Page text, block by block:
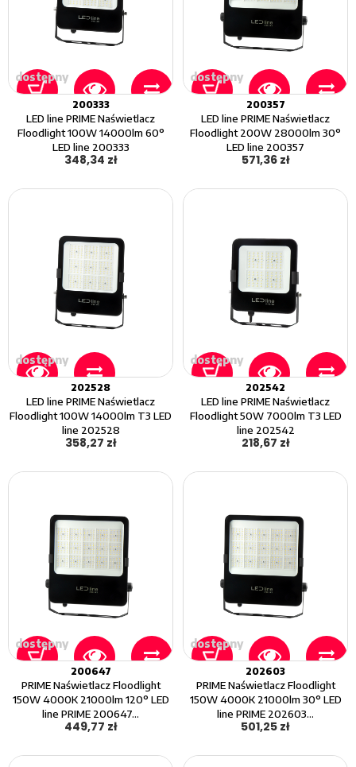
dostępny
200333
LED line PRIME Naświetlacz
Floodlight 100W 14000lm 60°
LED line 200333
348,34 zł
dostępny
200357
LED line PRIME Naświetlacz
Floodlight 200W 28000lm 30°
LED line 200357
571,36 zł
dostępny
202528
LED line PRIME Naświetlacz
Floodlight 100W 14000lm T3 LED
line 202528
358,27 zł
dostępny
202542
LED line PRIME Naświetlacz
Floodlight 50W 7000lm T3 LED
line 202542
218,67 zł
dostępny
200647
PRIME Naświetlacz Floodlight
150W 4000K 21000lm 120° LED
line PRIME 200647...
449,77 zł
dostępny
202603
PRIME Naświetlacz Floodlight
150W 4000K 21000lm 30° LED
line PRIME 202603...
501,25 zł